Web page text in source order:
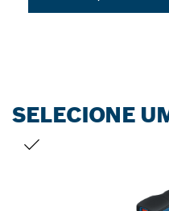
SELECIONE